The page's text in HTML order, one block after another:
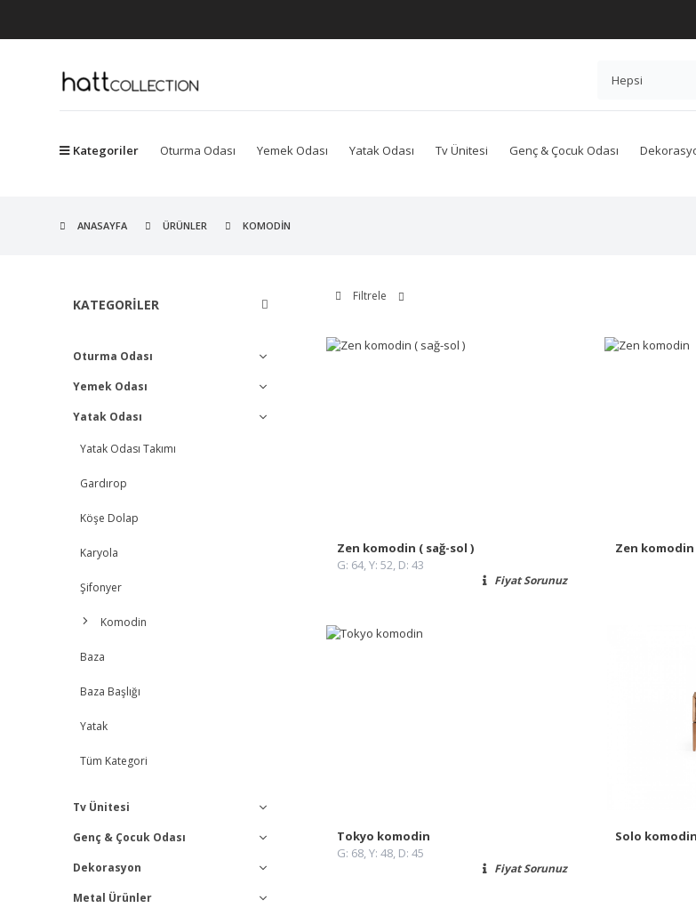
Kategoriler Oturma Odası Yemek Odası Yatak Odası Tv Ünitesi Genç & Çocuk Odası
ANASAYFA ÜRÜNLER KOMODIN
KATEGORILER
Oturma Odası
Koltuk Takımları
Koltuk + Kanepe
Köşe Koltuk
Berjer
Puff
Tüm Kategori
Yemek Odası
Yemek Odası Takımı
Konsol + Vitrin
Sandalye
Yemek Masası
Tüm Kategori
Yatak Odası
Yatak Odası Takımı
Gardırop
Köşe Dolap
Karyola
Şifonyer
Komodin
Baza
Baza Başlığı
Yatak
Tüm Kategori
Tv Ünitesi
Tüm Kategori
Genç & Çocuk Odası
Tüm Kategori
Dekorasyon
Ayna
Metal Ürünler
Filtrele
Zen komodin ( sağ-sol )
G: 64, Y: 52, D: 43
Fiyat Sorunuz
Zen komodin
Tokyo komodin
G: 68, Y: 48, D: 45
Fiyat Sorunuz
Solo komodin